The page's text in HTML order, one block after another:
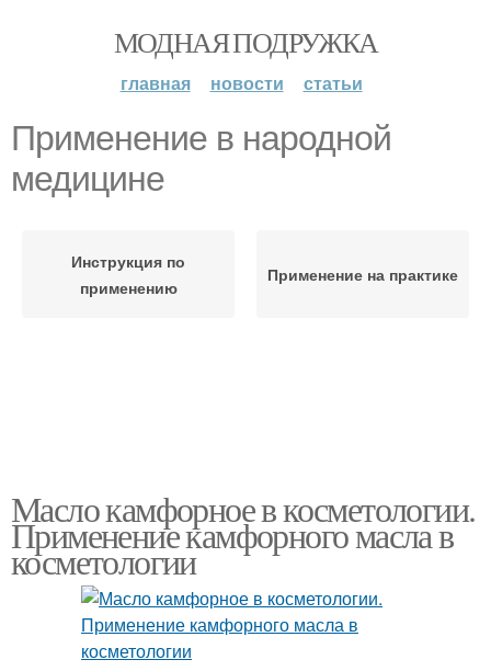
МОДНАЯ ПОДРУЖКА
главная новости статьи
Применение в народной
медицине
Инструкция по
применению
Применение на практике
Масло камфорное в косметологии.
Применение камфорного масла в
косметологии